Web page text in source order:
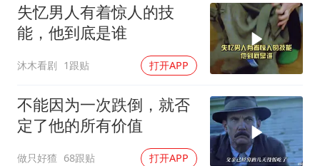
梁家辉：到内地拍戏不是北上是回归
郑丽文：台湾从来没有“独立”过
茅台部分直营店飞天茅台提价
梁家辉百花奖演讲落泪
失忆男人有着惊人的技
能，他到底是谁
沐木看剧 1跟贴 打开APP
不能因为一次跌倒，就否
定了他的所有价值
做只好猹 68跟贴 打开APP